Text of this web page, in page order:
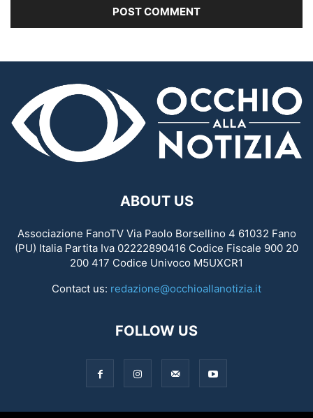
ABOUT US
Associazione FanoTV Via Paolo Borsellino 4 61032 Fano
(PU) Italia Partita Iva 02222890416 Codice Fiscale 900 20
200 417 Codice Univoco M5UXCR1
Contact us: redazione@occhioallanotizia.it
FOLLOW US